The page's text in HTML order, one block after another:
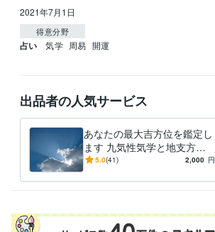
2021年7月1日
得意分野
占い 気学 周易 開運
出品者の人気サービス
あなたの最大吉方位を鑑定し
ます 九気性気学と地支方鑑
で最大吉方位を取り開運しま
5.0(41) 2,000 円